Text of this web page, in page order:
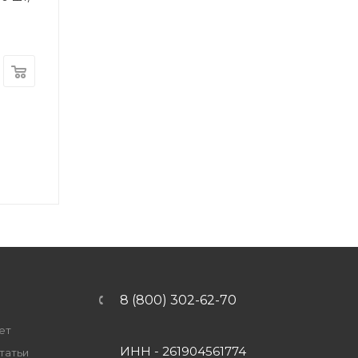
8 (800) 302-62-70
ИНН - 261904561774